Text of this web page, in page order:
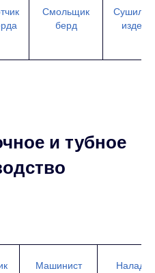
Смольщик
берд
и тубное
Машинист